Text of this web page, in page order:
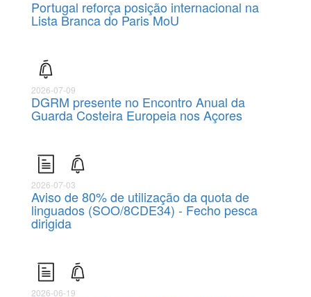
Portugal reforça posição internacional na
Lista Branca do Paris MoU
2026-07-09
DGRM presente no Encontro Anual da
Guarda Costeira Europeia nos Açores
2026-07-03
Aviso de 80% de utilização da quota de
linguados (SOO/8CDE34) - Fecho pesca
dirigida
2026-06-19